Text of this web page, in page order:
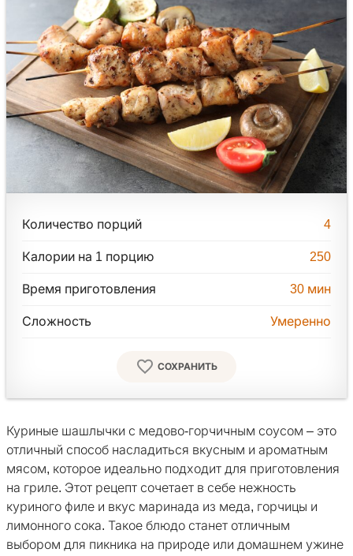
Количество порций 4
Калории на 1 порцию 250
Время приготовления 30 мин
Сложность Умеренно
СОХРАНИТЬ
Куриные шашлычки с медово-горчичным соусом – это
отличный способ насладиться вкусным и ароматным
мясом, которое идеально подходит для приготовления
на гриле. Этот рецепт сочетает в себе нежность
куриного филе и вкус маринада из меда, горчицы и
лимонного сока. Такое блюдо станет отличным
выбором для пикника на природе или домашнем ужине